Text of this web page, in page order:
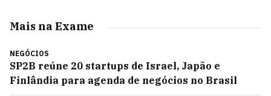
Mais na Exame
NEGÓCIOS
SP2B reúne 20 startups de Israel, Japão e
Finlândia para agenda de negócios no Brasil